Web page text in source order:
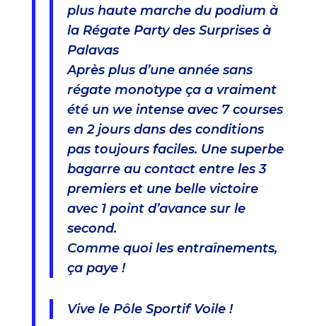
plus haute marche du podium à
la Régate Party des Surprises à
Palavas
Après plus d’une année sans
régate monotype ça a vraiment
été un we intense avec 7 courses
en 2 jours dans des conditions
pas toujours faciles. Une superbe
bagarre au contact entre les 3
premiers et une belle victoire
avec 1 point d’avance sur le
second.
Comme quoi les entraînements,
ça paye !
Vive le Pôle Sportif Voile !